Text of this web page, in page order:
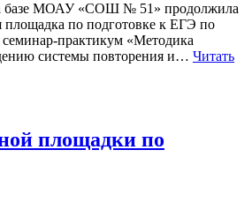
базе МОАУ «СОШ № 51» продолжила
площадка по подготовке к ЕГЭ по
практикум «Методика
системы повторения и… Читать
площадки по